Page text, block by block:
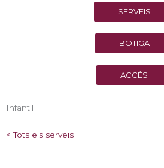
SERVEIS
BOTIGA
ACCÉS
Infantil
< Tots els serveis